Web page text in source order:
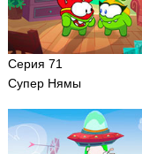
Серия 71
Супер Нямы